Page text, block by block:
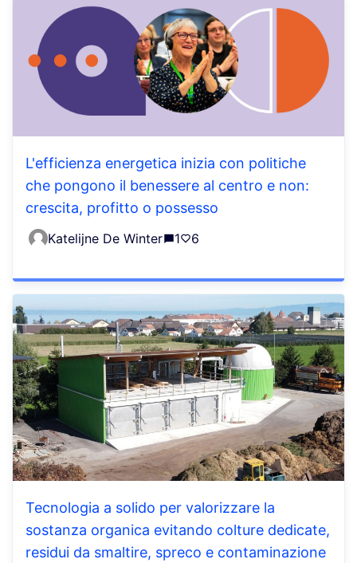
L'efficienza energetica inizia con politiche
che pongono il benessere al centro e non:
crescita, profitto o possesso
Katelijne De Winter 1 6
Tecnologia a solido per valorizzare la
sostanza organica evitando colture dedicate,
residui da smaltire, spreco e contaminazione